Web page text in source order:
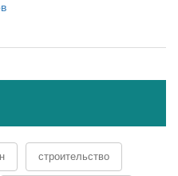
строительство